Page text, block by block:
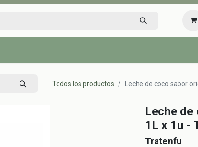
Todos los productos Leche de coco sabor
Leche
1L x 1u -
Tratenfu